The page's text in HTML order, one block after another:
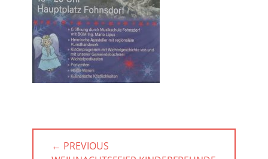
Beitragsnavigation
← PREVIOUS